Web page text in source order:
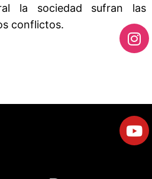
la sociedad sufran las
conflictos.